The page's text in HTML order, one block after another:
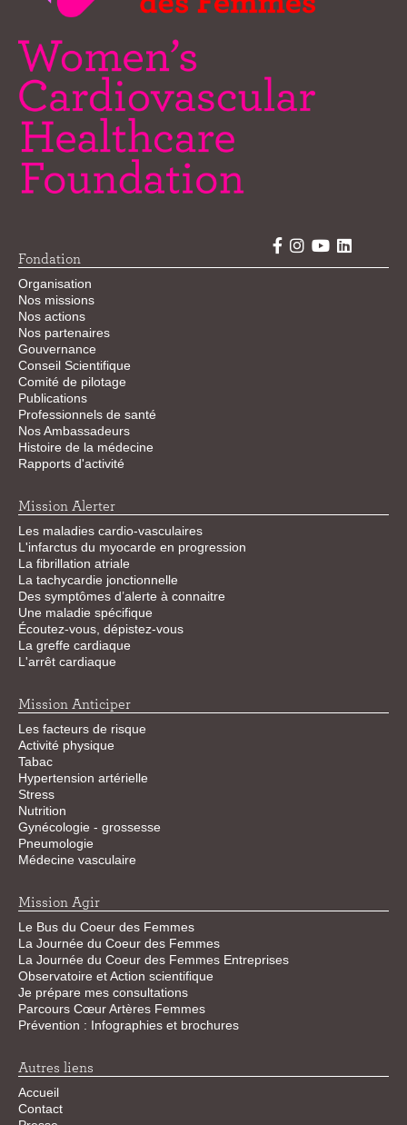
Fondation
Organisation
Nos missions
Nos actions
Nos partenaires
Gouvernance
Conseil Scientifique
Comité de pilotage
Publications
Professionnels de santé
Nos Ambassadeurs
Histoire de la médecine
Rapports d'activité
Mission Alerter
Les maladies cardio-vasculaires
L'infarctus du myocarde en progression
La fibrillation atriale
La tachycardie jonctionnelle
Des symptômes d’alerte à connaitre
Une maladie spécifique
Écoutez-vous, dépistez-vous
La greffe cardiaque
L'arrêt cardiaque
Mission Anticiper
Les facteurs de risque
Activité physique
Tabac
Hypertension artérielle
Stress
Nutrition
Gynécologie - grossesse
Pneumologie
Médecine vasculaire
Mission Agir
Le Bus du Coeur des Femmes
La Journée du Coeur des Femmes
La Journée du Coeur des Femmes Entreprises
Observatoire et Action scientifique
Je prépare mes consultations
Parcours Cœur Artères Femmes
Prévention : Infographies et brochures
Autres liens
Accueil
Contact